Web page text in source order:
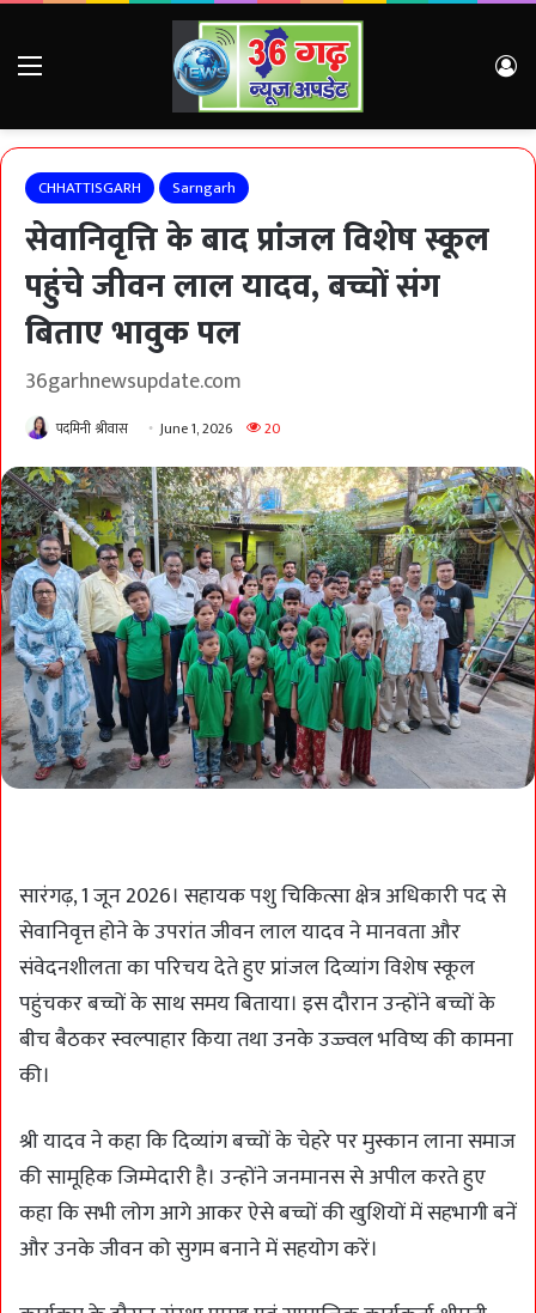
Menu
CHHATTISGARH Sarngarh
सेवानिवृत्ति के बाद प्रांजल विशेष स्कूल
पहुंचे जीवन लाल यादव, बच्चों संग
बिताए भावुक पल
36garhnewsupdate.com
पदमिनी श्रीवास June 1, 2026 20
सारंगढ़, 1 जून 2026। सहायक पशु चिकित्सा क्षेत्र अधिकारी पद से
सेवानिवृत्त होने के उपरांत जीवन लाल यादव ने मानवता और
संवेदनशीलता का परिचय देते हुए प्रांजल दिव्यांग विशेष स्कूल
पहुंचकर बच्चों के साथ समय बिताया। इस दौरान उन्होंने बच्चों के
बीच बैठकर स्वल्पाहार किया तथा उनके उज्ज्वल भविष्य की कामना
की।
श्री यादव ने कहा कि दिव्यांग बच्चों के चेहरे पर मुस्कान लाना समाज
की सामूहिक जिम्मेदारी है। उन्होंने जनमानस से अपील करते हुए
कहा कि सभी लोग आगे आकर ऐसे बच्चों की खुशियों में सहभागी बनें
और उनके जीवन को सुगम बनाने में सहयोग करें।